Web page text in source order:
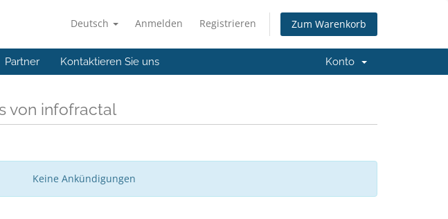
Deutsch Anmelden Registrieren Zum Warenkorb
Partner Kontaktieren Sie uns Konto
von infofractal
Keine Ankündigungen